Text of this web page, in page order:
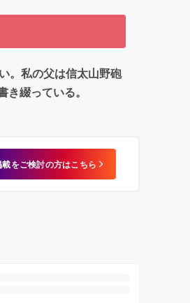
。私の父は信太山野砲
綴っている。
載をご検討の方はこちら